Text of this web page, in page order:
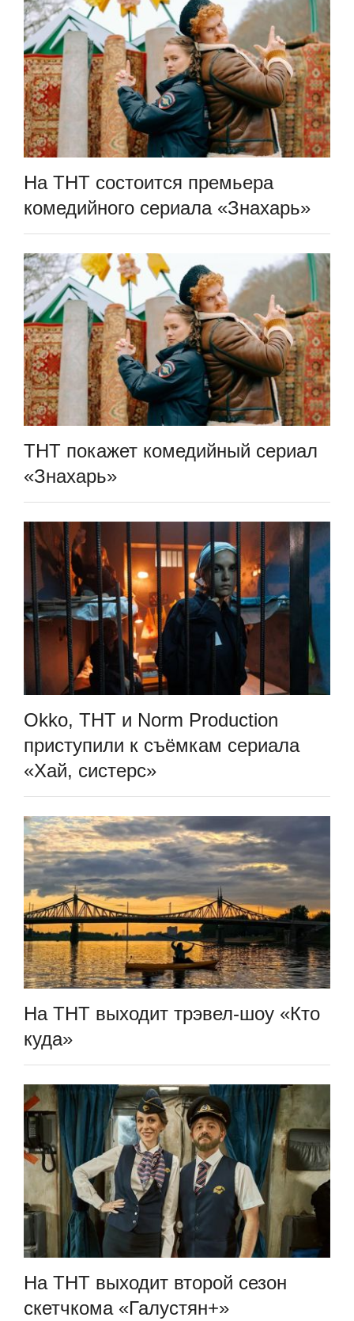
На ТНТ состоится премьера
комедийного сериала «Знахарь»
ТНТ покажет комедийный сериал
«Знахарь»
Okko, ТНТ и Norm Production
приступили к съёмкам сериала
«Хай, систерс»
На ТНТ выходит трэвел-шоу «Кто
куда»
На ТНТ выходит второй сезон
скетчкома «Галустян+»